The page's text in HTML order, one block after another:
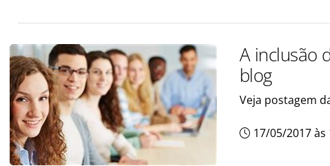
A inclusão
blog
Veja postagem
17/05/2017 às